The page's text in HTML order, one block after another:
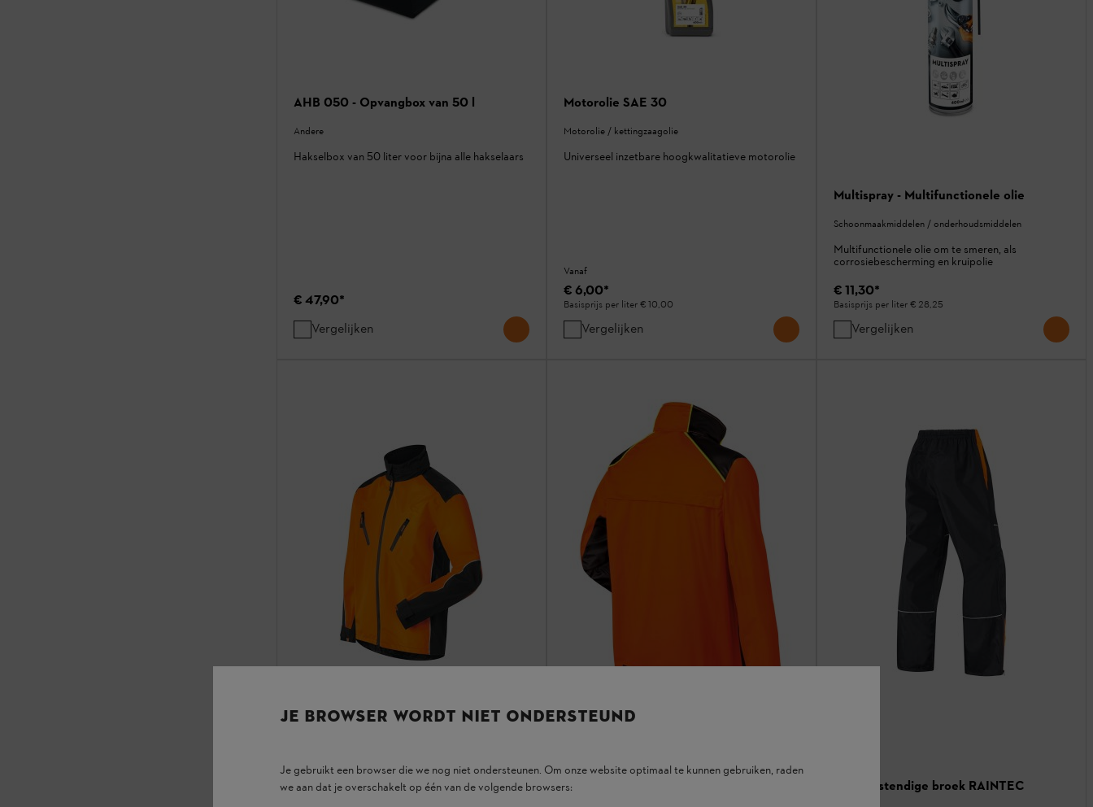
AHB 050 - Opvangbox van 50 l
Andere
Hakselbox van 50 liter voor bijna alle hakselaars
€ 47,90*
Vergelijken
Motorolie SAE 30
Motorolie / kettingzaagolie
Universeel inzetbare hoogkwalitatieve motorolie
Vanaf
€ 6,00*
Basisprijs per liter€ 10,00
Vergelijken
Multispray - Multifunctionele olie
Schoonmaakmiddelen / onderhoudsmiddelen
Multifunctionele olie om te smeren, als
corrosiebescherming en kruipolie
€ 11,30*
Basisprijs per liter€ 28,25
Vergelijken
Weerbestendige jack RAINTEC Weerbestendig jack DuroFlex Weerbestendige broek RAINTEC
JE BROWSER WORDT NIET ONDERSTEUND
Je gebruikt een browser die we nog niet ondersteunen. Om onze website optimaal te kunnen gebruiken, raden
we aan dat je overschakelt op één van de volgende browsers: